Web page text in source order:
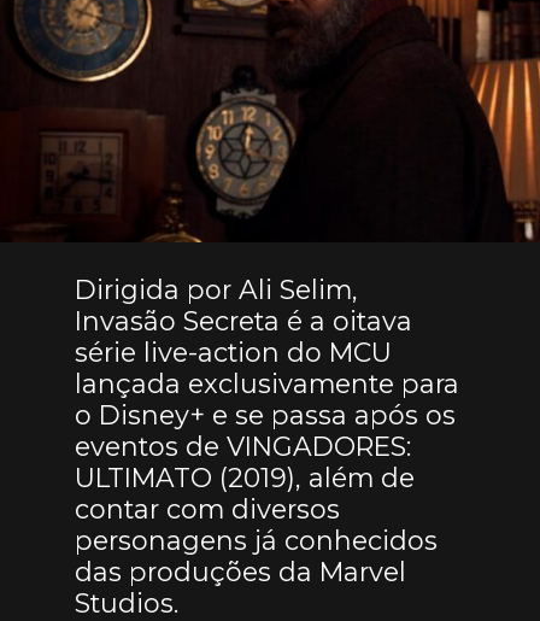
Dirigida por Ali Selim,
Invasão Secreta é a oitava
série live-action do MCU
lançada exclusivamente para
o Disney+ e se passa após os
eventos de VINGADORES:
ULTIMATO (2019), além de
contar com diversos
personagens já conhecidos
das produções da Marvel
Studios.